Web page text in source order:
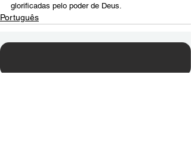
glorificadas pelo poder de Deus.
Português